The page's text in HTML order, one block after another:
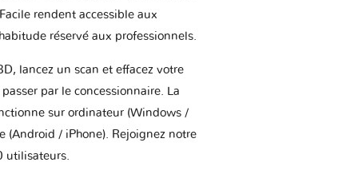
rendent accessible aux
réservé aux professionnels.
lancez un scan et effacez votre
par le concessionnaire. La
sur ordinateur (Windows /
(Android / iPhone). Rejoignez notre
utilisateurs.